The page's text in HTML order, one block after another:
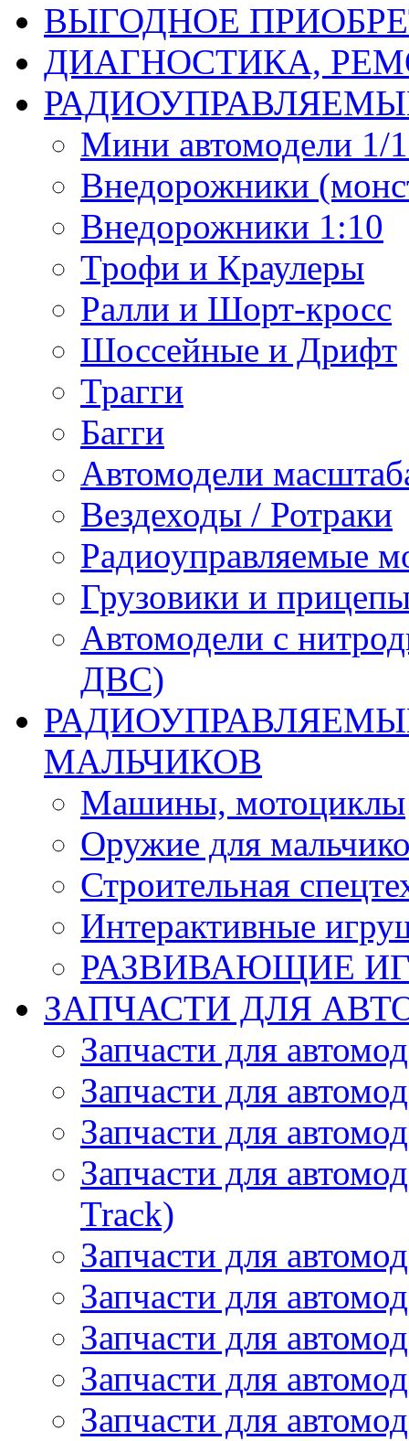
ВЫГОДНОЕ
ДИАГНОСТИКА,
Мини автомодели 1/
Внедорожники
Внедорожники 1:10
Трофи и Краулеры
Ралли и Шорт-кросс
Шоссейные и Дрифт
Трагги
Багги
Автомодели
Вездеходы / Ротраки
Радиоуправляемые
Грузовики и
Автомодели с
ДВС)
МАЛЬЧИКОВ
Машины, мотоциклы
Оружие для
Строительная
Интерактивные
РАЗВИВАЮЩИЕ
ЗАПЧАСТИ ДЛЯ
Запчасти для
Запчасти для
Запчасти для
Запчасти для
Track)
Запчасти для
Запчасти для
Запчасти для
Запчасти для
Запчасти для